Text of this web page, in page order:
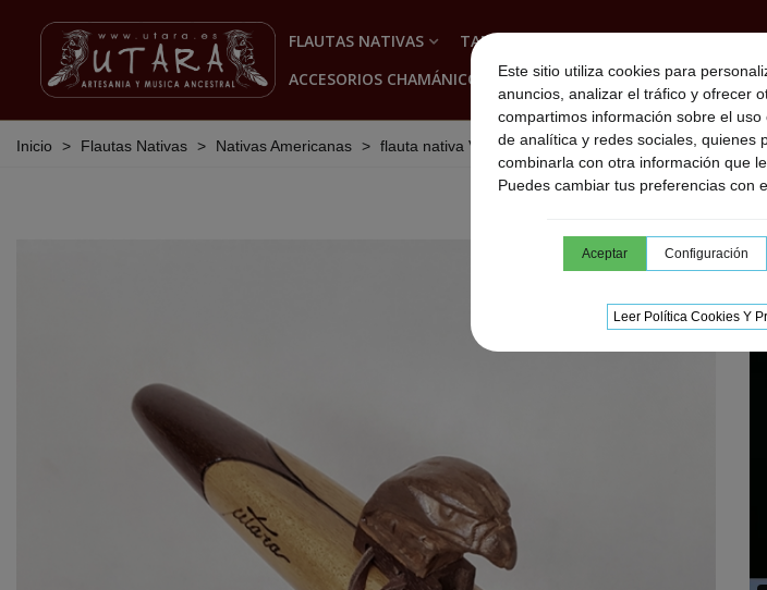
Este sitio utiliza cookies para
anuncios, analizar el tráfico y ofrecer
compartimos información sobre el
de analítica y redes sociales, quienes
combinarla con otra información que
Puedes cambiar tus preferencias con
Aceptar Configuración
Leer Política Cookies Y
FLAUTAS NATIVAS TAMBORES CHAMANICOS
ACCESORIOS CHAMÁNICOS
MUSICA DESCARGABLE
Inicio > Flautas Nativas > Nativas Americanas > flauta nativa Vision flute